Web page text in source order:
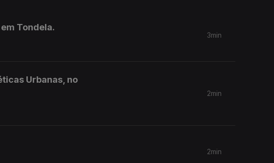
Tondela.
3min
Urbanas, no
2min
2min